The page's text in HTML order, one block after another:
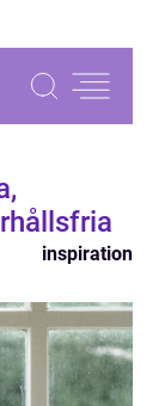
inspiration